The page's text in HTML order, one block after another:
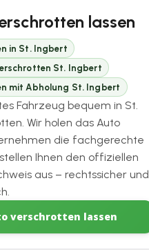
lassen
in St. Ingbert
St. Ingbert
mit Abholung St. Ingbert
Fahrzeug bequem in St.
Wir holen das Auto
die fachgerechte
Ihnen den offiziellen
aus – rechtssicher und
verschrotten lassen